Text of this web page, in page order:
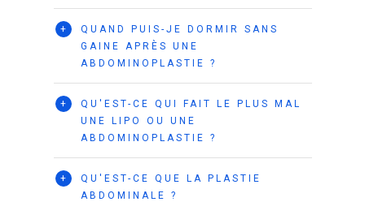
+
QUAND PUIS-JE DORMIR SANS
GAINE APRÈS UNE
ABDOMINOPLASTIE ?
+
QU'EST-CE QUI FAIT LE PLUS MAL
UNE LIPO OU UNE
ABDOMINOPLASTIE ?
+
QU'EST-CE QUE LA PLASTIE
ABDOMINALE ?